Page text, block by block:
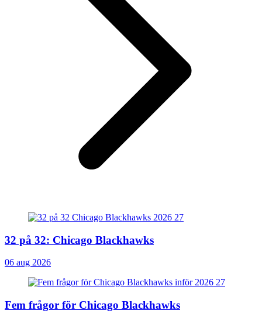
32 på 32: Chicago Blackhawks
06 aug 2026
Fem frågor för Chicago Blackhawks